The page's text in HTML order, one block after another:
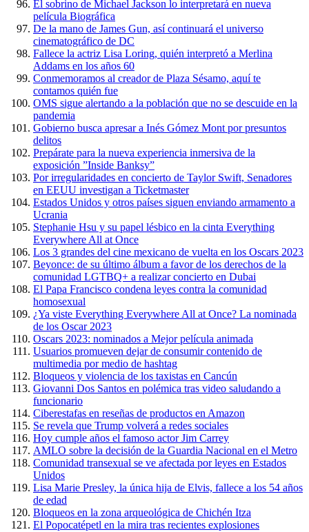
El sobrino de Michael Jackson lo interpretará en nueva
película Biográfica
De la mano de James Gun, así continuará el universo
cinematográfico de DC
Fallece la actriz Lisa Loring, quién interpretó a Merlina
Addams en los años 60
Conmemoramos al creador de Plaza Sésamo, aquí te
contamos quién fue
OMS sigue alertando a la población que no se descuide en la
pandemia
Gobierno busca apresar a Inés Gómez Mont por presuntos
delitos
Prepárate para la nueva experiencia inmersiva de la
exposición ”Inside Banksy”
Por irregularidades en concierto de Taylor Swift, Senadores
en EEUU investigan a Ticketmaster
Estados Unidos y otros países siguen enviando armamento a
Ucrania
Stephanie Hsu y su papel lésbico en la cinta Everything
Everywhere All at Once
Los 3 grandes del cine mexicano de vuelta en los Oscars 2023
Beyonce: de su último álbum a favor de los derechos de la
comunidad LGTBQ+ a realizar concierto en Dubai
El Papa Francisco condena leyes contra la comunidad
homosexual
¿Ya viste Everything Everywhere All at Once? La nominada
de los Oscar 2023
Oscars 2023: nominados a Mejor película animada
Usuarios promueven dejar de consumir contenido de
multimedia por medio de hashtag
Bloqueos y violencia de los taxistas en Cancún
Giovanni Dos Santos en polémica tras video saludando a
funcionario
Ciberestafas en reseñas de productos en Amazon
Se revela que Trump volverá a redes sociales
Hoy cumple años el famoso actor Jim Carrey
AMLO sobre la decisión de la Guardia Nacional en el Metro
Comunidad transexual se ve afectada por leyes en Estados
Unidos
Lisa Marie Presley, la única hija de Elvis, fallece a los 54 años
de edad
Bloqueos en la zona arqueológica de Chichén Itza
El Popocatépetl en la mira tras recientes explosiones